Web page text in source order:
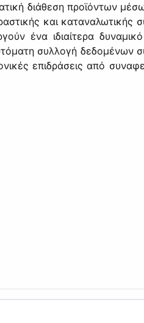
διάθεση προϊόντων
και καταναλωτικής
ένα ιδιαίτερα
συλλογή δεδομένων
επιδράσεις από